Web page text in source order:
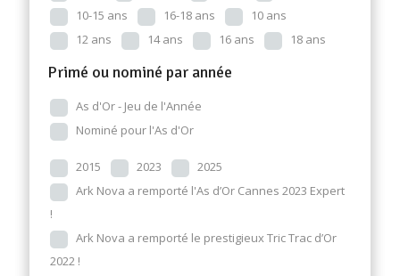
10-15 ans
16-18 ans
10 ans
12 ans
14 ans 16 ans 18 ans
Primé ou nominé par année
As d'Or - Jeu de l'Année
Nominé pour l'As d'Or
2015 2023
2025
Ark Nova a remporté l'As d’Or Cannes 2023 Expert
!
Ark Nova a remporté le prestigieux Tric Trac d’Or
2022 !